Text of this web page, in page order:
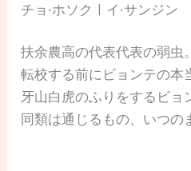
チョ·ホソクㅣイ·サンジン
扶余農高の代表代表の弱虫。
転校する前にビョンテの本
牙山白虎のふりをするビョ
同類は通じるもの、いつの